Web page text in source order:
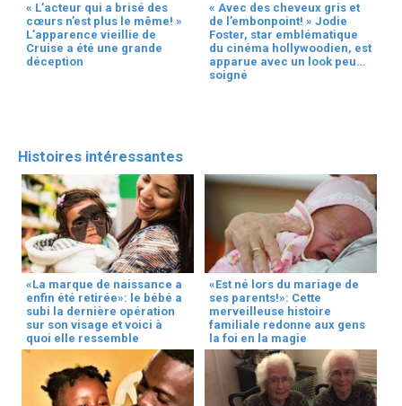
« L’acteur qui a brisé des
cœurs n’est plus le même! »
L’apparence vieillie de
Cruise a été une grande
déception
« Avec des cheveux gris et
de l’embonpoint! » Jodie
Foster, star emblématique
du cinéma hollywoodien, est
apparue avec un look peu
soigné
Histoires intéressantes
«La marque de naissance a
enfin été retirée»: le bébé a
subi la dernière opération
sur son visage et voici à
quoi elle ressemble
«Est né lors du mariage de
ses parents!»: Cette
merveilleuse histoire
familiale redonne aux gens
la foi en la magie